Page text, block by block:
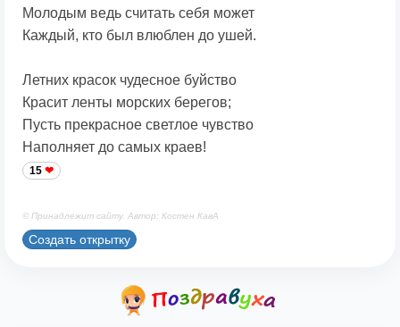
Молодым ведь считать себя может
Каждый, кто был влюблен до ушей.
Летних красок чудесное буйство
Красит ленты морских берегов;
Пусть прекрасное светлое чувство
Наполняет до самых краев!
15
© Принадлежит сайту. Автор: Костен КавА
Создать открытку